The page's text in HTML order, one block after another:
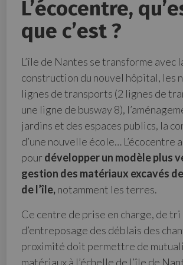
L’écocentre,
que c’est ?
L’île de Nantes se transforme avec
construction du nouvel hôpital, les
lignes de transports (2 lignes de
une ligne de busway 8),
jardins et des espaces publics, la
d’une nouvelle école… L’écocentre
pour développer un modèle plus
gestion des matériaux excavés
de l’île,notamment les terres.
Ce centre de prise en charge, de tri
d’entreposage des déblais des
proximité doit permettre de
matériaux à l’échelle de l’île de